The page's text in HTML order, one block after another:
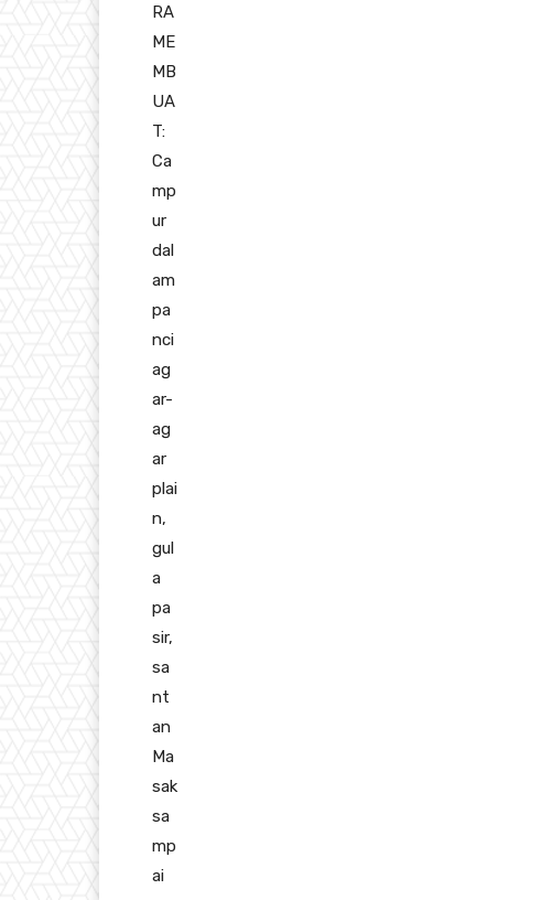
RA
ME
MB
UA
T:
Ca
mp
ur
dal
am
pa
nci
ag
ar-
ag
ar
plai
n,
gul
a
pa
sir,
sa
nt
an
Ma
sak
sa
mp
ai